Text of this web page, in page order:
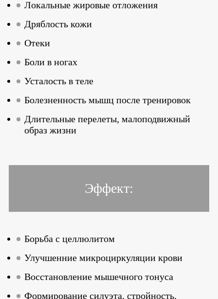
Локальные жировые отложения
Дряблость кожи
Отеки
Боли в ногах
Усталость в теле
Болезненность мышц после тренировок
Длительные перелеты, малоподвижный
образ жизни
Эффект:
Борьба с целлюлитом
Улучшенние микроциркуляции крови
Восстановление мышечного тонуса
Формирование силуэта, стройность,